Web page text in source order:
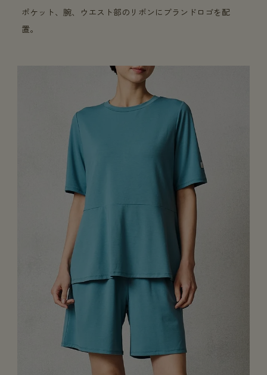
ポケット、腕、ウエスト部のリボンにブランドロゴを配
置。